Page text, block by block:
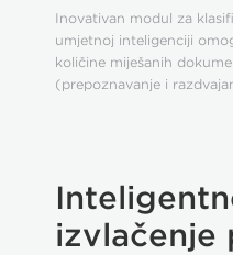
Inovativan modul za
umjetnoj inteligenciji
količine miješanih
(prepoznavanje i
izvlačenje